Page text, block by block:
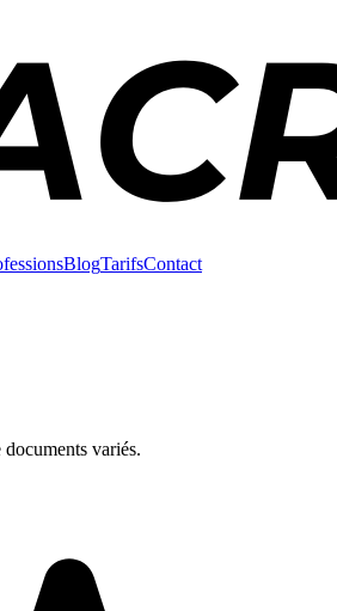
BlogTarifsContact
variés.